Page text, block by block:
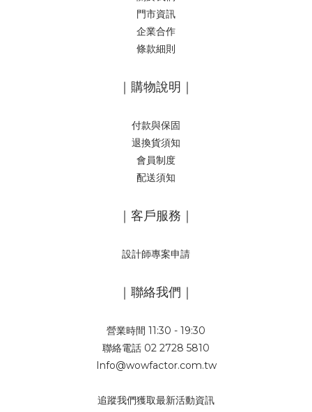
門市資訊
企業合作
條款細則
｜購物說明｜
付款與保固
退換貨須知
會員制度
配送須知
｜客戶服務｜
設計師專案申請
｜聯絡我們｜
營業時間 11:30 - 19:30
聯絡電話 02 2728 5810
Info@wowfactor.com.tw
追蹤我們獲取最新活動資訊